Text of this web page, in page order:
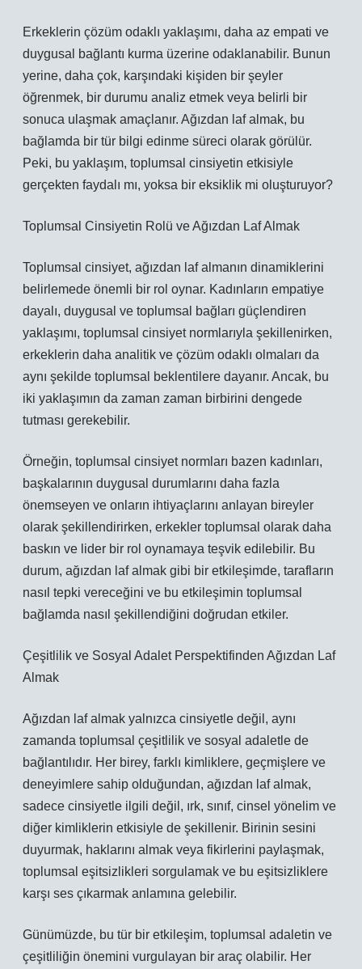
Erkeklerin çözüm odaklı yaklaşımı, daha az empati ve
duygusal bağlantı kurma üzerine odaklanabilir. Bunun
yerine, daha çok, karşındaki kişiden bir şeyler
öğrenmek, bir durumu analiz etmek veya belirli bir
sonuca ulaşmak amaçlanır. Ağızdan laf almak, bu
bağlamda bir tür bilgi edinme süreci olarak görülür.
Peki, bu yaklaşım, toplumsal cinsiyetin etkisiyle
gerçekten faydalı mı, yoksa bir eksiklik mi oluşturuyor?
Toplumsal Cinsiyetin Rolü ve Ağızdan Laf Almak
Toplumsal cinsiyet, ağızdan laf almanın dinamiklerini
belirlemede önemli bir rol oynar. Kadınların empatiye
dayalı, duygusal ve toplumsal bağları güçlendiren
yaklaşımı, toplumsal cinsiyet normlarıyla şekillenirken,
erkeklerin daha analitik ve çözüm odaklı olmaları da
aynı şekilde toplumsal beklentilere dayanır. Ancak, bu
iki yaklaşımın da zaman zaman birbirini dengede
tutması gerekebilir.
Örneğin, toplumsal cinsiyet normları bazen kadınları,
başkalarının duygusal durumlarını daha fazla
önemseyen ve onların ihtiyaçlarını anlayan bireyler
olarak şekillendirirken, erkekler toplumsal olarak daha
baskın ve lider bir rol oynamaya teşvik edilebilir. Bu
durum, ağızdan laf almak gibi bir etkileşimde, tarafların
nasıl tepki vereceğini ve bu etkileşimin toplumsal
bağlamda nasıl şekillendiğini doğrudan etkiler.
Çeşitlilik ve Sosyal Adalet Perspektifinden Ağızdan Laf
Almak
Ağızdan laf almak yalnızca cinsiyetle değil, aynı
zamanda toplumsal çeşitlilik ve sosyal adaletle de
bağlantılıdır. Her birey, farklı kimliklere, geçmişlere ve
deneyimlere sahip olduğundan, ağızdan laf almak,
sadece cinsiyetle ilgili değil, ırk, sınıf, cinsel yönelim ve
diğer kimliklerin etkisiyle de şekillenir. Birinin sesini
duyurmak, haklarını almak veya fikirlerini paylaşmak,
toplumsal eşitsizlikleri sorgulamak ve bu eşitsizliklere
karşı ses çıkarmak anlamına gelebilir.
Günümüzde, bu tür bir etkileşim, toplumsal adaletin ve
çeşitliliğin önemini vurgulayan bir araç olabilir. Her